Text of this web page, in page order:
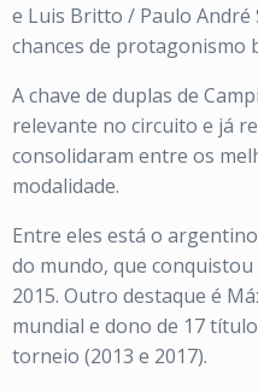
e Luis Britto / Paulo André
chances de protagonismo
A chave de duplas de
relevante no circuito e já
consolidaram entre os
modalidade.
Entre eles está o
do mundo, que
2015. Outro destaque é
mundial e dono de 17
torneio (2013 e 2017).